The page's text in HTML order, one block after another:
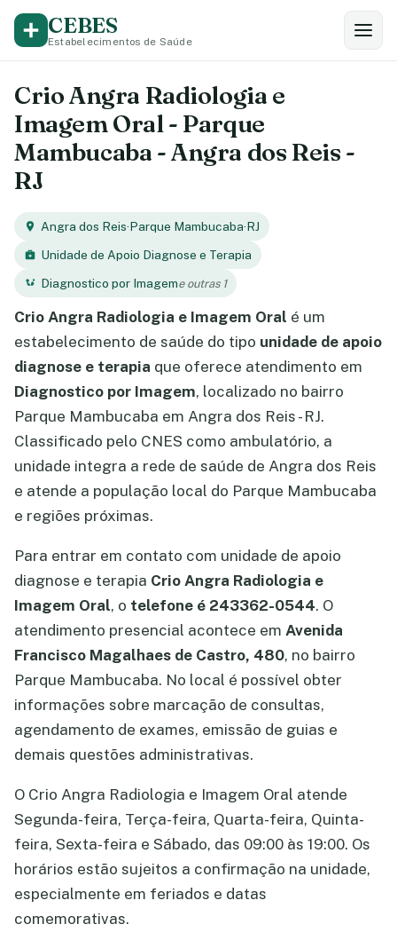
CEBES
Estabelecimentos de Saúde
Crio Angra Radiologia e
Imagem Oral - Parque
Mambucaba - Angra dos Reis -
RJ
Angra dos Reis·Parque Mambucaba·RJ
Unidade de Apoio Diagnose e Terapia
Diagnostico por Imageme outras 1
Crio Angra Radiologia e Imagem Oral é um
estabelecimento de saúde do tipo unidade de apoio
diagnose e terapia que oferece atendimento em
Diagnostico por Imagem, localizado no bairro
Parque Mambucaba em Angra dos Reis - RJ.
Classificado pelo CNES como ambulatório, a
unidade integra a rede de saúde de Angra dos Reis
e atende a população local do Parque Mambucaba
e regiões próximas.
Para entrar em contato com unidade de apoio
diagnose e terapia Crio Angra Radiologia e
Imagem Oral, o telefone é 243362-0544. O
atendimento presencial acontece em Avenida
Francisco Magalhaes de Castro, 480, no bairro
Parque Mambucaba. No local é possível obter
informações sobre marcação de consultas,
agendamento de exames, emissão de guias e
demais questões administrativas.
O Crio Angra Radiologia e Imagem Oral atende
Segunda-feira, Terça-feira, Quarta-feira, Quinta-
feira, Sexta-feira e Sábado, das 09:00 às 19:00. Os
horários estão sujeitos a confirmação na unidade,
especialmente em feriados e datas
comemorativas.